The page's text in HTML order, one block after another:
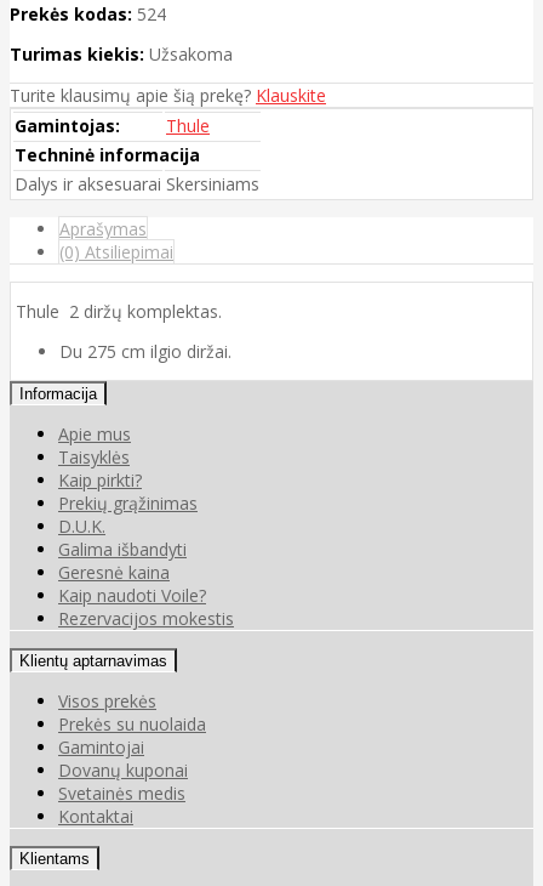
Prekės kodas: 524
Turimas kiekis: Užsakoma
Turite klausimų apie šią prekę? Klauskite
Gamintojas:
Thule
Techninė informacija
Dalys ir aksesuarai Skersiniams
Aprašymas
(0) Atsiliepimai
Thule 2 diržų komplektas.
Du 275 cm ilgio diržai.
Informacija
Apie mus
Taisyklės
Kaip pirkti?
Prekių grąžinimas
D.U.K.
Galima išbandyti
Geresnė kaina
Kaip naudoti Voile?
Rezervacijos mokestis
Klientų aptarnavimas
Visos prekės
Prekės su nuolaida
Gamintojai
Dovanų kuponai
Svetainės medis
Kontaktai
Klientams